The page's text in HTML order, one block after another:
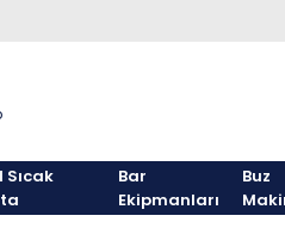
Bar
Ekipmanları
Buz